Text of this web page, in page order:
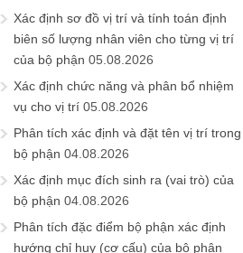
Xác định sơ đồ vị trí và tính toán định
biên số lượng nhân viên cho từng vị trí
của bộ phận 05.08.2026
Xác định chức năng và phân bổ nhiệm
vụ cho vị trí 05.08.2026
Phân tích xác định và đặt tên vị trí trong
bộ phận 04.08.2026
Xác định mục đích sinh ra (vai trò) của
bộ phận 04.08.2026
Phân tích đặc điểm bộ phận xác định
hướng chỉ huy (cơ cấu) của bộ phận